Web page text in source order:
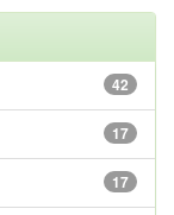
42
17
17